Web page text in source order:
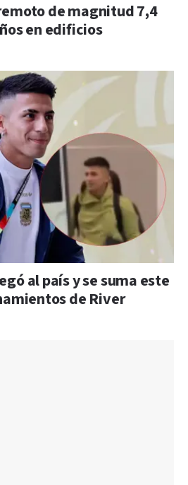
de magnitud 7,4
en edificios
al país y se suma este
de River